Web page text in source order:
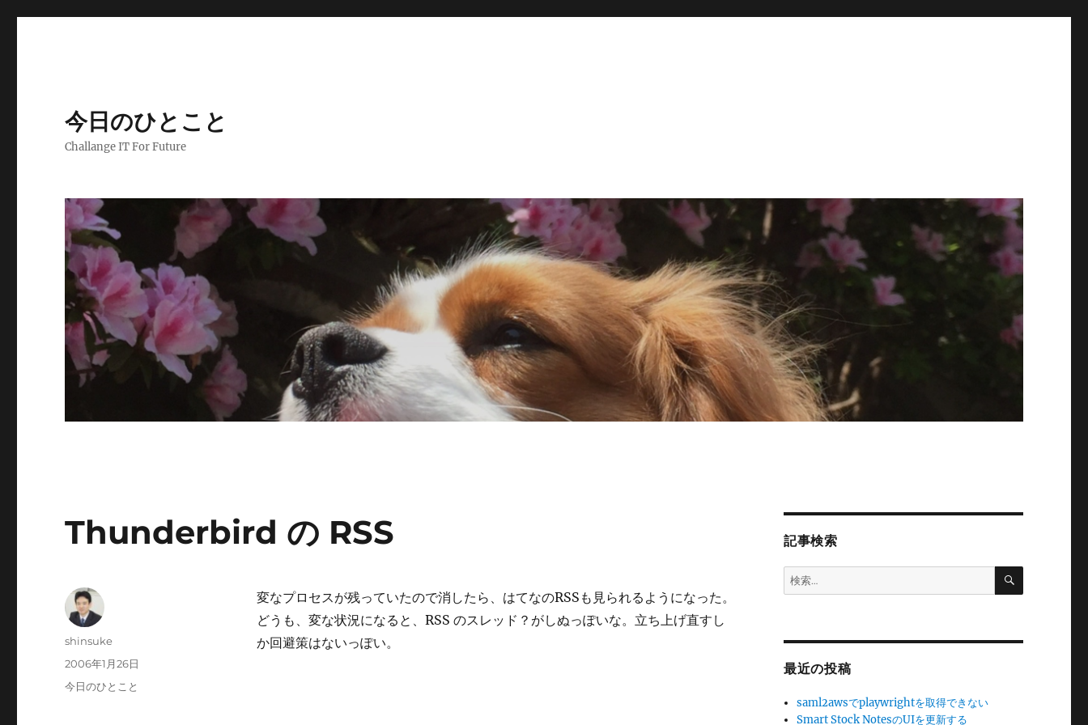
今日のひとこと
Challange IT For Future
Thunderbird の RSS
変なプロセスが残っていたので消したら、はてなのRSSも見られるようになった。
どうも、変な状況になると、RSS のスレッド？がしぬっぽいな。立ち上げ直すし
か回避策はないっぽい。
投
shinsuke
投
稿
2006年1月26日
カ
今日のひとこと
記事検索
検
索:
検
最近の投稿
saml2awsでplaywrightを取得できない
Smart Stock NotesのUIを更新する